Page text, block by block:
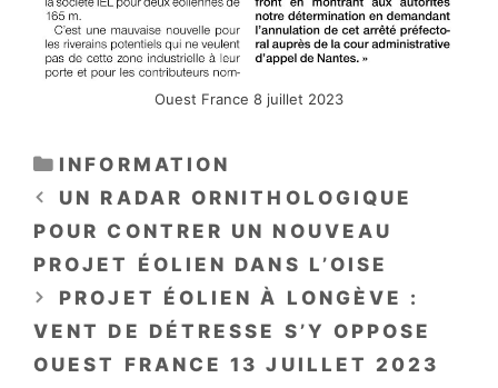
Ouest France 8 juillet 2023
CATÉGORIES
INFORMATION
UN RADAR ORNITHOLOGIQUE
POUR CONTRER UN NOUVEAU
PROJET ÉOLIEN DANS L’OISE
PROJET ÉOLIEN À LONGÈVE :
VENT DE DÉTRESSE S’Y OPPOSE
OUEST FRANCE 13 JUILLET 2023